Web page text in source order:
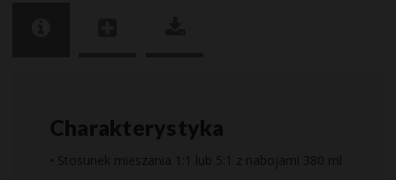
Charakterystyka
• Stosunek mieszania 1:1 lub 5:1 z nabojami 380 ml